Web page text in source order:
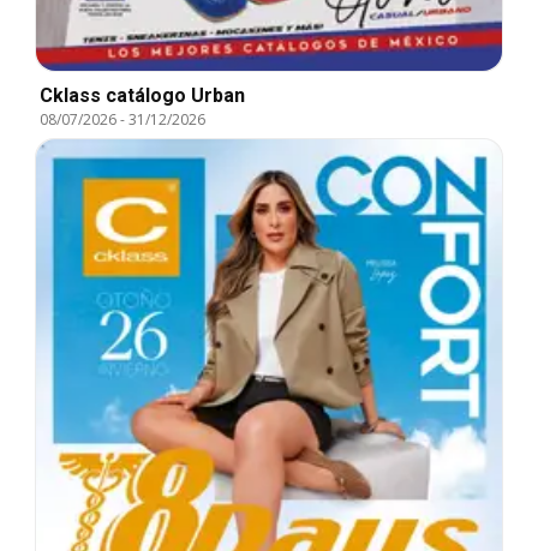
Cklass catálogo Urban
08/07/2026-31/12/2026